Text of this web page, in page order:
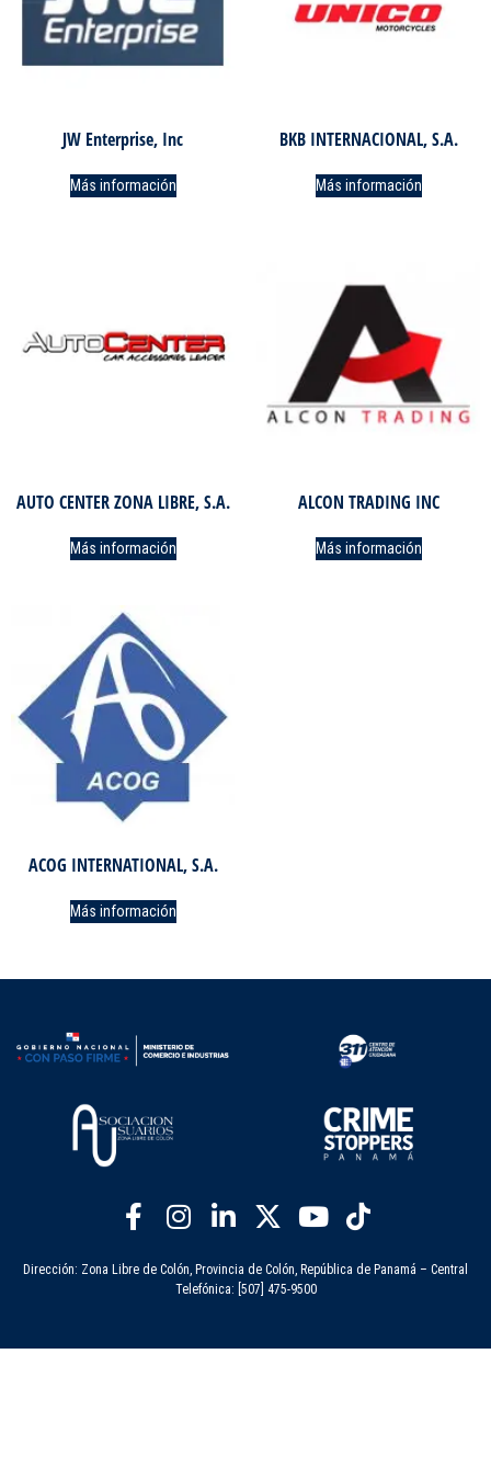
JW Enterprise, Inc
Más información
BKB INTERNACIONAL, S.A.
Más información
AUTO CENTER ZONA LIBRE, S.A.
Más información
ALCON TRADING INC
Más información
ACOG INTERNATIONAL, S.A.
Más información
Dirección: Zona Libre de Colón, Provincia de Colón, República de Panamá – Central
Telefónica: [507] 475-9500